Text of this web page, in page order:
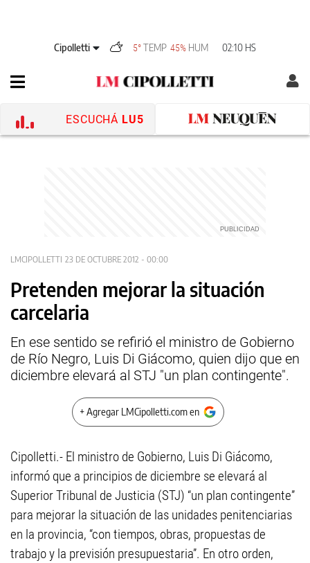
Cipolletti 5° TEMP 45% HUM 02:10 HS
ESCUCHÁ LU5
LMCIPOLLETTI 23 DE OCTUBRE 2012 - 00:00
Pretenden mejorar la situación
carcelaria
En ese sentido se refirió el ministro de Gobierno
de Río Negro, Luis Di Giácomo, quien dijo que en
diciembre elevará al STJ "un plan contingente".
+ Agregar LMCipolletti.com en
Cipolletti.- El ministro de Gobierno, Luis Di Giácomo,
informó que a principios de diciembre se elevará al
Superior Tribunal de Justicia (STJ) “un plan contingente”
para mejorar la situación de las unidades penitenciarias
en la provincia, “con tiempos, obras, propuestas de
trabajo y la previsión presupuestaria”. En otro orden,